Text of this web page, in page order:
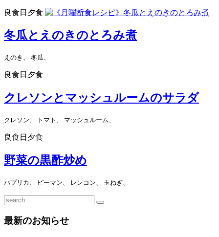
良食日夕食
冬瓜とえのきのとろみ煮
えのき、 冬瓜、
良食日夕食
クレソンとマッシュルームのサラダ
クレソン、 トマト、 マッシュルーム、
良食日夕食
野菜の黒酢炒め
パプリカ、 ピーマン、 レンコン、 玉ねぎ、
最新のお知らせ